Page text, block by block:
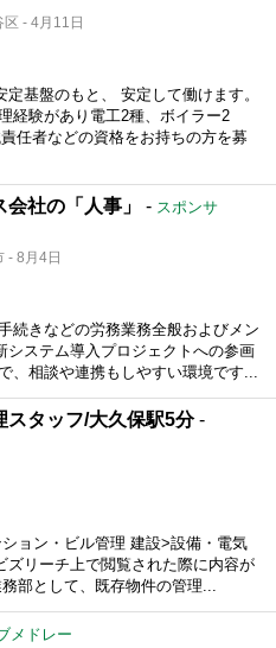
- 4月11日
定基盤のもと、 安定して働けます。
経験があり電工2種、ボイラー2
任者などの資格をお持ちの方を募
社の「人事」 - スポンサ
- 8月4日
続きなどの労務業務全般およびメン
ステム導入プロジェクトへの参画
、相談や連携もしやすい環境です...
スタッフ/大久保駅5分-
ョン・ビル管理 建設>設備・電気
リーチ上で閲覧された際に内容が
部として、既存物件の管理...
メドレー